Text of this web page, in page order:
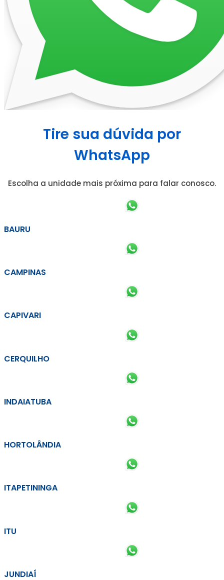
Tire sua dúvida por
WhatsApp
Escolha a unidade mais próxima para falar conosco.
BAURU
CAMPINAS
CAPIVARI
CERQUILHO
INDAIATUBA
HORTOLÂNDIA
ITAPETININGA
ITU
JUNDIAÍ